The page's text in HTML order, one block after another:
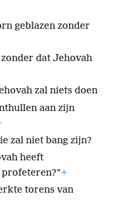
geblazen zonder
dat Jehovah
zal niets doen
aan zijn
zal niet bang zijn?
heeft
+
torens van